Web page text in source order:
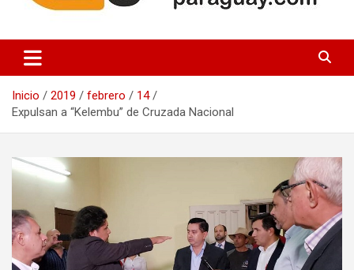
Agenda Paraguay
Inicio 2019 febrero
14
Expulsan a “Kelembu” de Cruzada Nacional